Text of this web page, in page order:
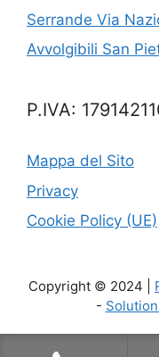
Serrande Via
Avvolgibili San
P.IVA:
Mappa del Sito
Privacy
Cookie Policy (UE)
Copyright © 2024 |
-